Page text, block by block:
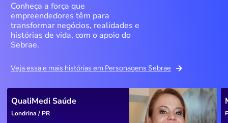
Conheça a força que
empreendedores têm para
transformar negócios, realidades e
histórias de vida, com o apoio do
Sebrae.
Veja essa e mais histórias em Personagens Sebrae
QualiMedi Saúde
Londrina / PR